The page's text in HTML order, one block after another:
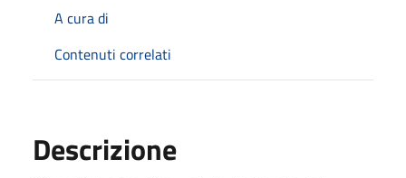
A cura di
Contenuti correlati
Descrizione